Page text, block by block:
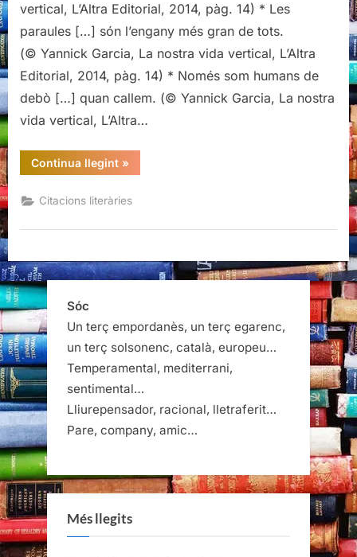
nostra
vida
vertical,
Yannick
Garcia
vertical, L’Altra Editorial, 2014, pàg. 14) * Les
paraules […] són l’engany més gran de tots.
(© Yannick Garcia, La nostra vida vertical, L’Altra
Editorial, 2014, pàg. 14) * Només som humans de
debò […] quan callem. (© Yannick Garcia, La nostra
vida vertical, L’Altra…
Continua llegint“Citacions
literàries
La
nostra
vertical,
»
Citacions literàries
Sóc
Un terç empordanès, un terç egarenc,
un terç solsonenc, català, europeu…
Temperamental, mediterrani,
sentimental…
Lliurepensador, racional, lletraferit…
Pare, company, amic…
Més llegits